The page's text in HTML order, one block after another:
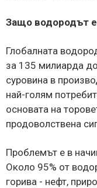
Защо водородът
Глобалната
за 135 милиарда
суровина в
най-голям
основата на
продоволствена
Проблемът е в
Около 95% от
горива - нефт,